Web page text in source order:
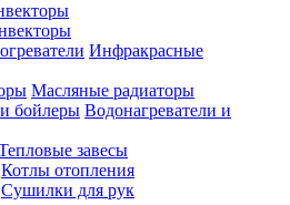
Инфракрасные
Масляные радиаторы
Водонагреватели и
завесы
Котлы отопления
Сушилки для рук